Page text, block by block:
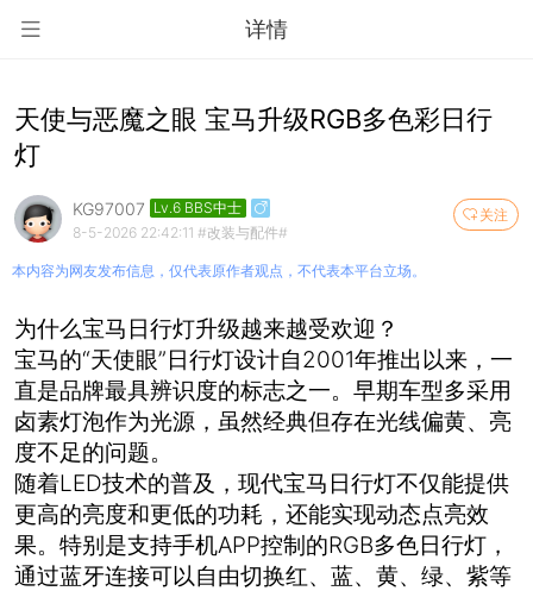
详情
天使与恶魔之眼 宝马升级RGB多色彩日行
灯
关注
KG97007 Lv.6 BBS中士
8-5-2026 22:42:11 #改装与配件#
本内容为网友发布信息，仅代表原作者观点，不代表本平台立场。
为什么宝马日行灯升级越来越受欢迎？
宝马的“天使眼”日行灯设计自2001年推出以来，一
直是品牌最具辨识度的标志之一。早期车型多采用
卤素灯泡作为光源，虽然经典但存在光线偏黄、亮
度不足的问题。
随着LED技术的普及，现代宝马日行灯不仅能提供
更高的亮度和更低的功耗，还能实现动态点亮效
果。特别是支持手机APP控制的RGB多色日行灯，
通过蓝牙连接可以自由切换红、蓝、黄、绿、紫等